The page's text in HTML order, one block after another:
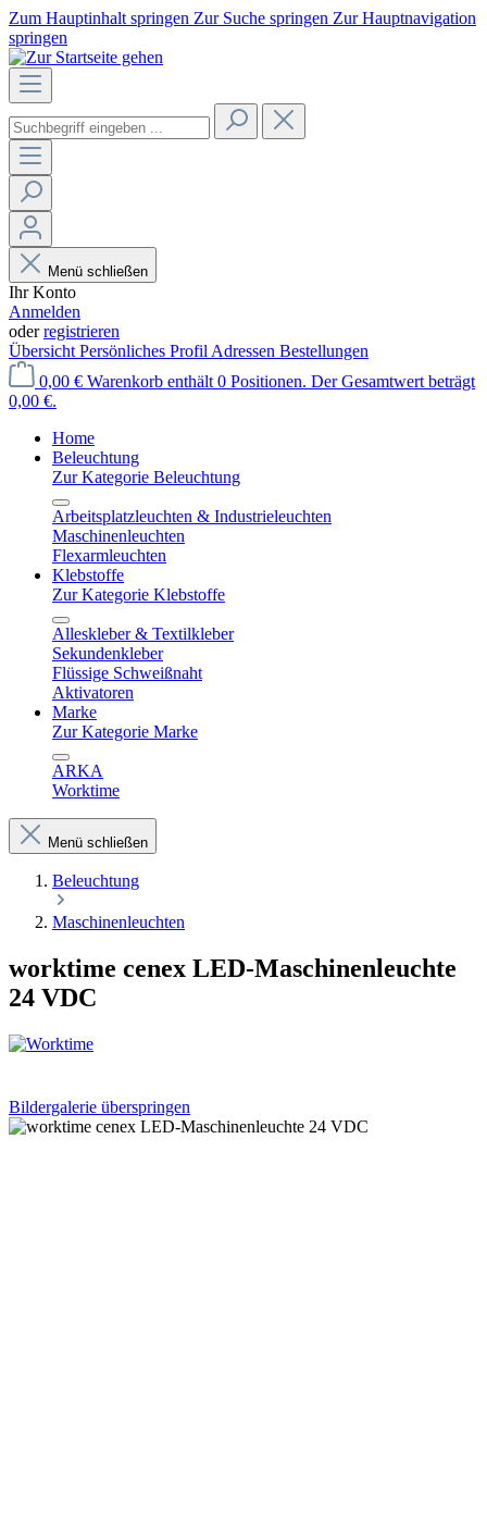
Zum Hauptinhalt springen Zur Suche springen Zur Hauptnavigation
springen
Menü schließen
Ihr Konto
Anmelden
oderregistrieren
Übersicht Persönliches Profil Adressen Bestellungen
0,00 € Warenkorb enthält 0 Positionen. Der Gesamtwert beträgt
0,00 €.
Home
Beleuchtung
Zur Kategorie Beleuchtung
Arbeitsplatzleuchten & Industrieleuchten
Maschinenleuchten
Flexarmleuchten
Klebstoffe
Zur Kategorie Klebstoffe
Alleskleber & Textilkleber
Sekundenkleber
Flüssige Schweißnaht
Aktivatoren
Marke
Zur Kategorie Marke
ARKA
Worktime
Menü schließen
Beleuchtung
Maschinenleuchten
worktime cenex LED-Maschinenleuchte
24 VDC
Bildergalerie überspringen